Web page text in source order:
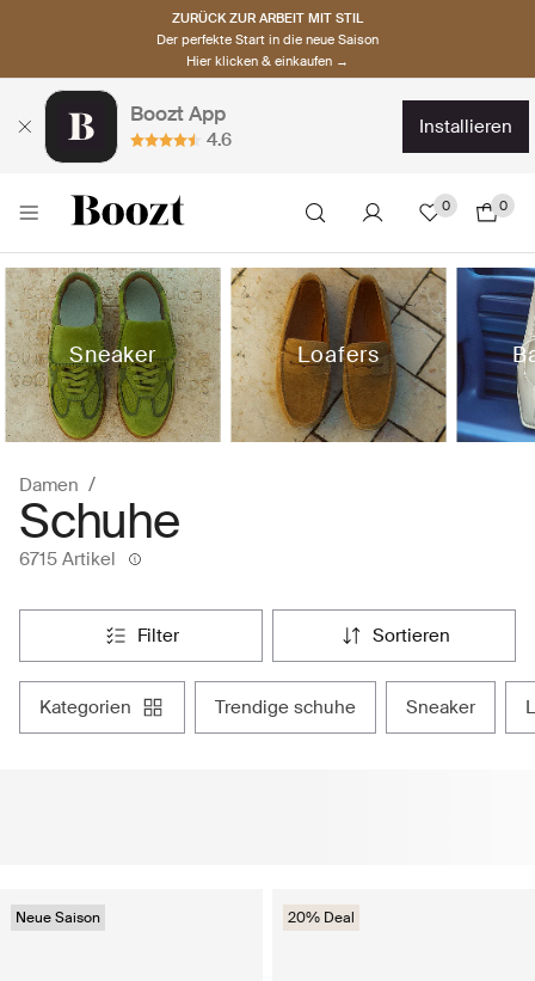
ZURÜCK ZUR ARBEIT MIT STIL
Der perfekte Start in die neue Saison
Hier klicken & einkaufen →
Boozt App
4.6
installieren
0 0
Sneaker Loafers
Damen
Schuhe
6715 Artikel
filter sortieren
kategorien trendige schuhe sneaker
Neue Saison 20% Deal